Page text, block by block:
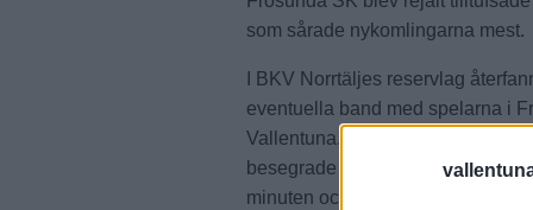
som sårade nykomlingarna mest.
I BKV Norrtäljes reservlag
eventuella band med spelarna i
Vallentuna, Frej Täby och
besegrade Frej Täby i division 3.
minuten och fullbordade sitt